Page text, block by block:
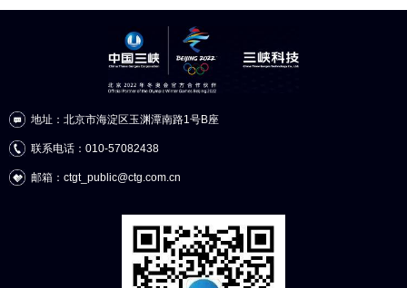
地址：北京市海淀区玉渊潭南路1号B座
联系电话：010-57082438
邮箱：ctgt_public@ctg.com.cn